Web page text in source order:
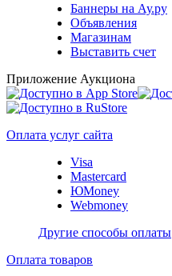
Баннеры на Ау.ру
Объявления
Магазинам
Выставить счет
Приложение Аукциона
Оплата услуг сайта
Visa
Mastercard
ЮMoney
Webmoney
Другие способы оплаты
Оплата товаров